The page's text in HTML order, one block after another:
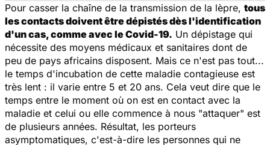
Pour casser la chaîne de la transmission de la lèpre, tous
les contacts doivent être dépistés dès l'identification
d'un cas, comme avec le Covid-19. Un dépistage qui
nécessite des moyens médicaux et sanitaires dont de
peu de pays africains disposent. Mais ce n'est pas tout...
le temps d'incubation de cette maladie contagieuse est
très lent : il varie entre 5 et 20 ans. Cela veut dire que le
temps entre le moment où on est en contact avec la
maladie et celui ou elle commence à nous "attaquer" est
de plusieurs années. Résultat, les porteurs
asymptomatiques, c'est-à-dire les personnes qui ne